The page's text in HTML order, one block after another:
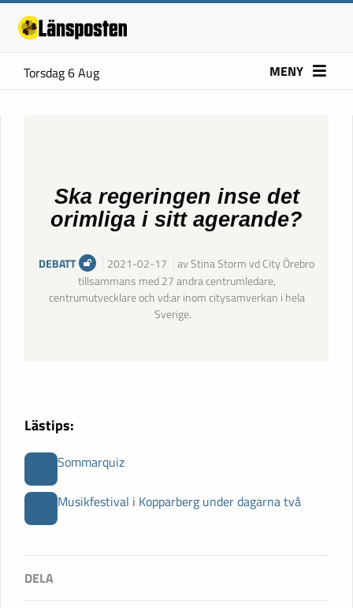
Torsdag 6 Aug MENY
Ska regeringen inse det
orimliga i sitt agerande?
DEBATT 2021-02-17
av Stina Storm vd City Örebro
tillsammans med 27 andra centrumledare,
centrumutvecklare och vd:ar inom citysamverkan i hela
Sverige.
Lästips:
Sommarquiz
Musikfestival i Kopparberg under dagarna två